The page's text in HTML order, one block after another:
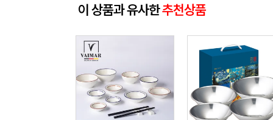
이 상품과 유사한추천상품